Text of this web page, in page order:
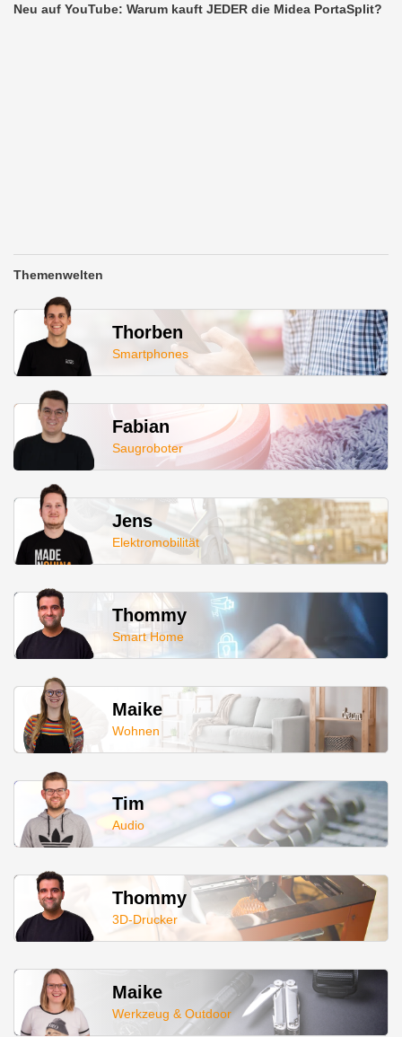
Neu auf YouTube: Warum kauft JEDER die Midea PortaSplit?
Themenwelten
Thorben
Smartphones
Fabian
Saugroboter
Jens
Elektromobilität
Thommy
Smart Home
Maike
Wohnen
Tim
Audio
Thommy
3D-Drucker
Maike
Werkzeug & Outdoor